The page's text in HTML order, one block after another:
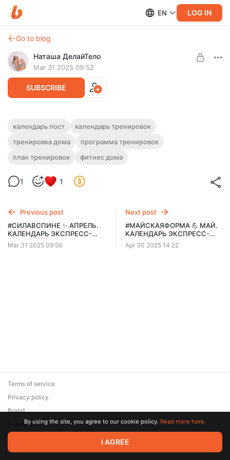
EN LOG IN
Go to blog
Наташа ДелайТело
Mar 31 2025 09:52
SUBSCRIBE
Одноразовый пост. #СИЛАВСПИНЕ ✨
АПРЕЛЬ. КАЛЕНДАРЬ ЭКСПРЕСС-
2025. 20-25 мин/день для твоей энергии, легкости во всем
теле и крутого результата!
Post is available after purchase
BUY FOR $7.1
календарь пост
календарь тренировок
тренировка дома
программа тренировок
план тренировок
фитнес дома
1 1
Previous post
#СИЛАВСПИНЕ ✨ АПРЕЛЬ.
КАЛЕНДАРЬ ЭКСПРЕСС-
ТРЕНИРОВОК
Mar 31 2025 09:50
Next post
#МАЙСКАЯФОРМА 💪 МАЙ.
КАЛЕНДАРЬ ЭКСПРЕСС-
ТРЕНИРОВОК
Apr 30 2025 14:22
© 2026 Zaya Solutions Limited. All rights reserved. All trademarks
are the property of their respective owners.
Terms of service
Privacy policy
Brand
SupportBy using the site, you agree to our cookie policy. Read more here.
I AGREE